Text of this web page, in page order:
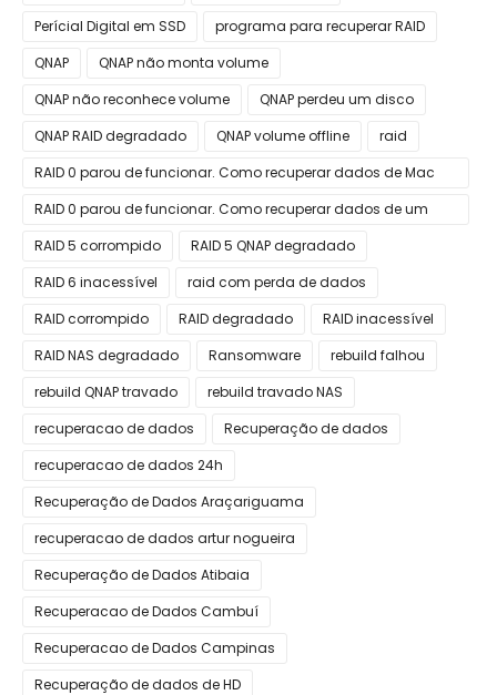
Perícial Digital em SSD
programa para recuperar RAID
QNAP
QNAP não monta volume
QNAP não reconhece volume
QNAP perdeu um disco
QNAP RAID degradado
QNAP volume offline
raid
RAID 0 parou de funcionar. Como recuperar dados de Mac
Apple
RAID 0 parou de funcionar. Como recuperar dados de um
RAID 0?
RAID 5 corrompido
RAID 5 QNAP degradado
RAID 6 inacessível
raid com perda de dados
RAID corrompido
RAID degradado
RAID inacessível
RAID NAS degradado
Ransomware
rebuild falhou
rebuild QNAP travado
rebuild travado NAS
recuperacao de dados
Recuperação de dados
recuperacao de dados 24h
Recuperação de Dados Araçariguama
recuperacao de dados artur nogueira
Recuperação de Dados Atibaia
Recuperacao de Dados Cambuí
Recuperacao de Dados Campinas
Recuperação de dados de HD